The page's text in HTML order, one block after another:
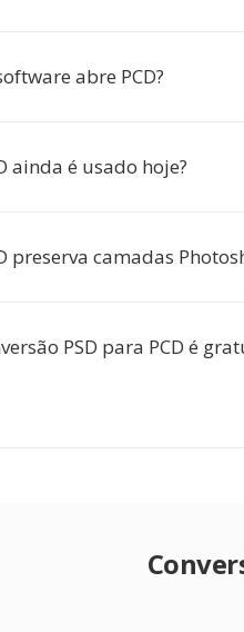
abre PCD?
ainda é usado hoje?
preserva camadas
PSD para PCD é